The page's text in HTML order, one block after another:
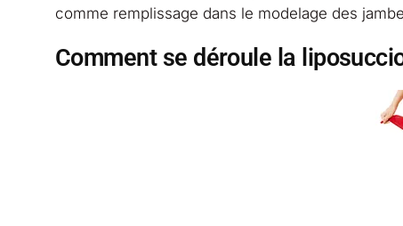
comme remplissage dans le modelage des
Comment se déroule la